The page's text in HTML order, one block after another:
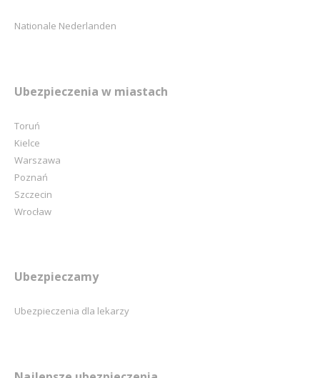
Nationale Nederlanden
Ubezpieczenia w miastach
Toruń
Kielce
Warszawa
Poznań
Szczecin
Wrocław
Ubezpieczamy
Ubezpieczenia dla lekarzy